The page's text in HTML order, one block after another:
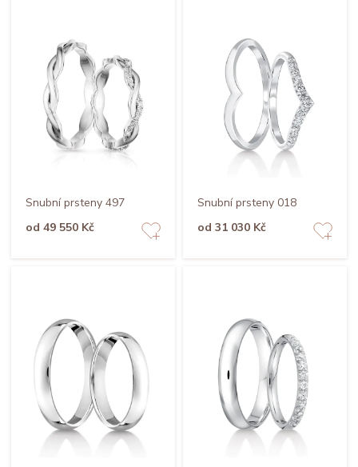
Snubní prsteny 497
od 49 550 Kč
Snubní prsteny 018
od 31 030 Kč